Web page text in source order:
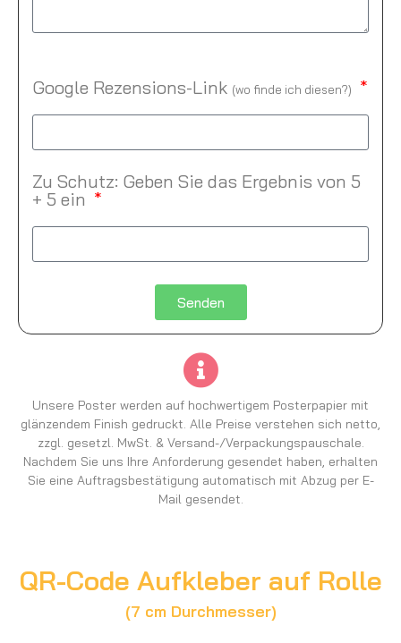
Google Rezensions-Link (wo finde ich diesen?)
Zu Schutz: Geben Sie das Ergebnis von 5
+ 5 ein
Senden
Unsere Poster werden auf hochwertigem Posterpapier mit
glänzendem Finish gedruckt. Alle Preise verstehen sich netto,
zzgl. gesetzl. MwSt. & Versand-/Verpackungspauschale.
Nachdem Sie uns Ihre Anforderung gesendet haben, erhalten
Sie eine Auftragsbestätigung automatisch mit Abzug per E-
Mail gesendet.
QR-Code Aufkleber auf Rolle
(7 cm Durchmesser)